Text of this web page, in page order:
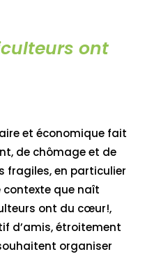
ont
et économique fait
de chômage et de
fragiles, en particulier
contexte que naît
ont du cœur!,
d’amis,étroitement
organiser